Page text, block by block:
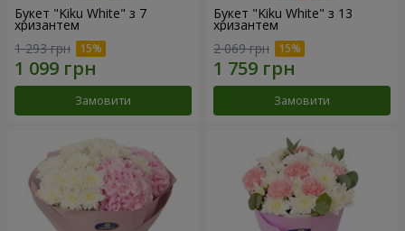
Букет "Kiku White" з 7
хризантем
1 293 грн
Замовити
Букет "Kiku White" з 13
хризантем
2 069 грн
Замовити